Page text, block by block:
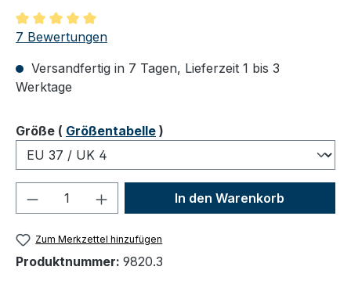
Durchschnittliche Bewertung von 5 von 5 Sternen
7 Bewertungen
Versandfertig in 7 Tagen, Lieferzeit 1 bis 3
Werktage
Größeauswählen
( Größentabelle )
Produkt Anzahl: Gib denIn den Warenkorb
Zum Merkzettel hinzufügen
Produktnummer: 9820.3